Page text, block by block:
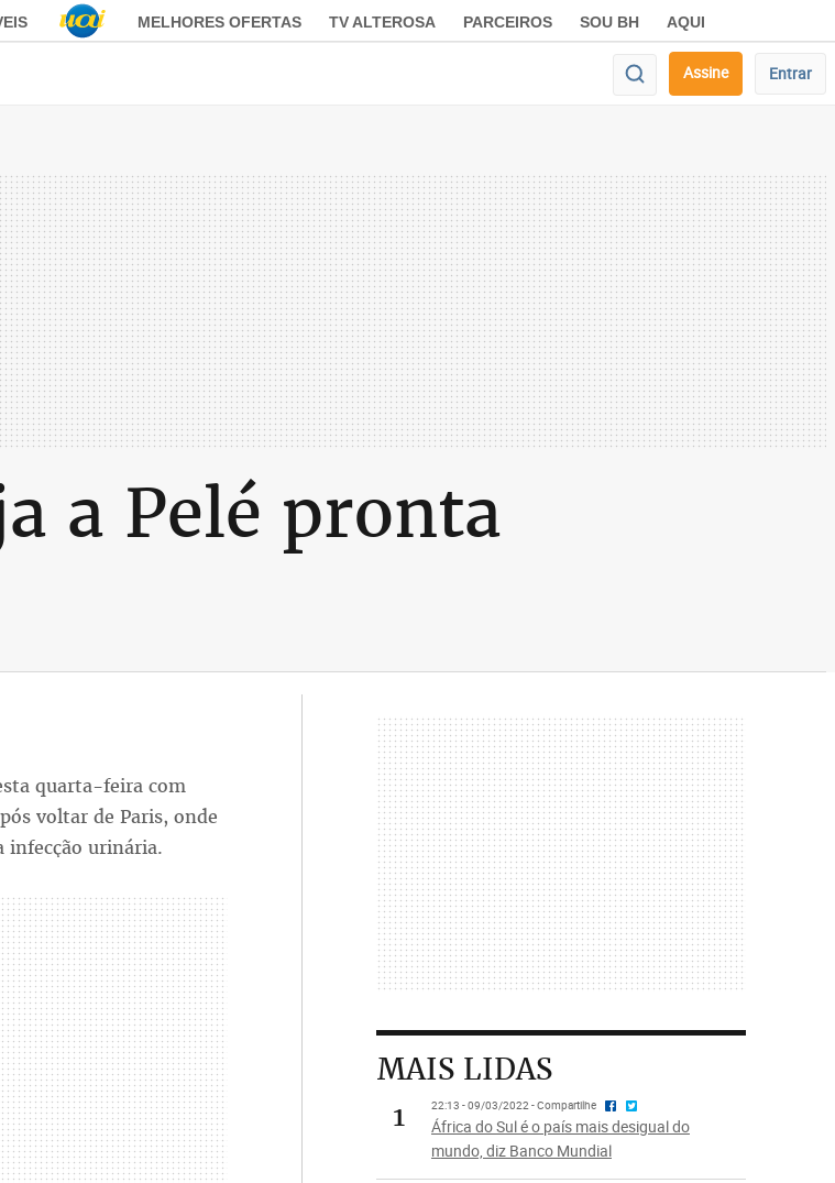
MELHORES OFERTAS TV ALTEROSA PARCEIROS SOU BH AQUI
Assine Entrar
a Pelé pronta
quarta-feira com
voltar de Paris, onde
infecção urinária.
MAIS LIDAS
1
22:13 - 09/03/2022 - Compartilhe
África do Sul é o país mais desigual do
mundo, diz Banco Mundial